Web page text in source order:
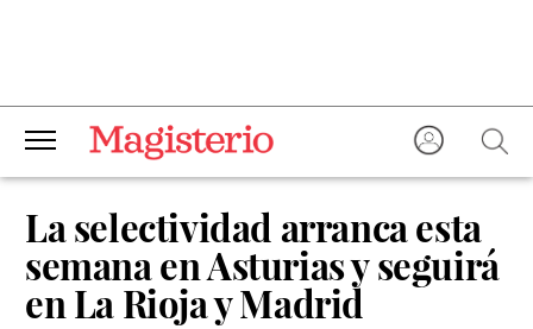
La selectividad arranca esta
semana en Asturias y seguirá
en La Rioja y Madrid